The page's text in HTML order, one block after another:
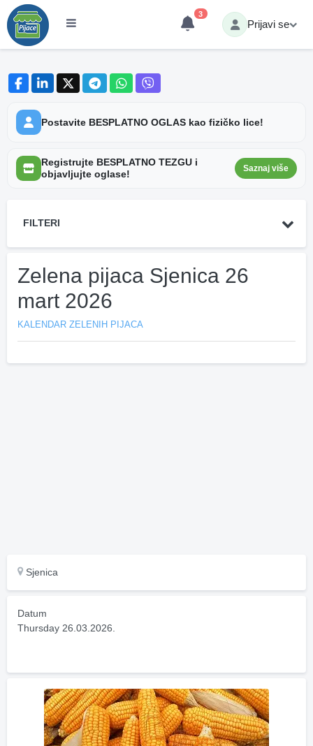
3
Prijavi se
Postavite BESPLATNO OGLAS kao fizičko lice!
Registrujte BESPLATNO TEZGU i
objavljujte oglase!
Saznaj više
FILTERI
Zelena pijaca Sjenica 26
mart 2026
KALENDAR ZELENIH PIJACA
Sjenica
Datum
Thursday 26.03.2026.